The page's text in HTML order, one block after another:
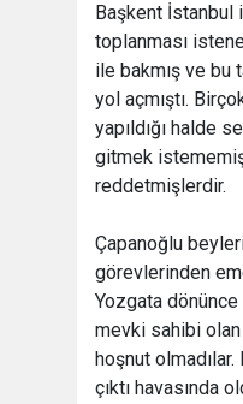
Başkent İstanbul
toplanması
ile bakmış ve bu
yol açmıştı.
yapıldığı halde
gitmek
reddetmişlerdir.
Çapanoğlu
görevlerinden
Yozgata
mevki sahibi olan
hoşnut
çıktı havasında